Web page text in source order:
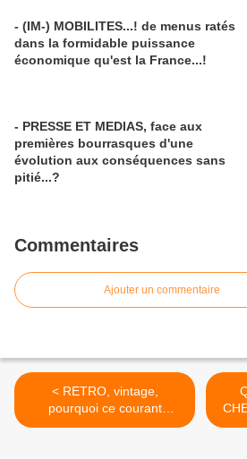
- (IM-) MOBILITES...! de menus ratés
dans la formidable puissance
économique qu'est la France...!
- PRESSE ET MEDIAS, face aux
premières bourrasques d'une
évolution aux conséquences sans
pitié...?
Commentaires
Ajouter un commentaire
< RETRO, vintage,
pourquoi ce courant
accrocheur dont l'efficacité
et